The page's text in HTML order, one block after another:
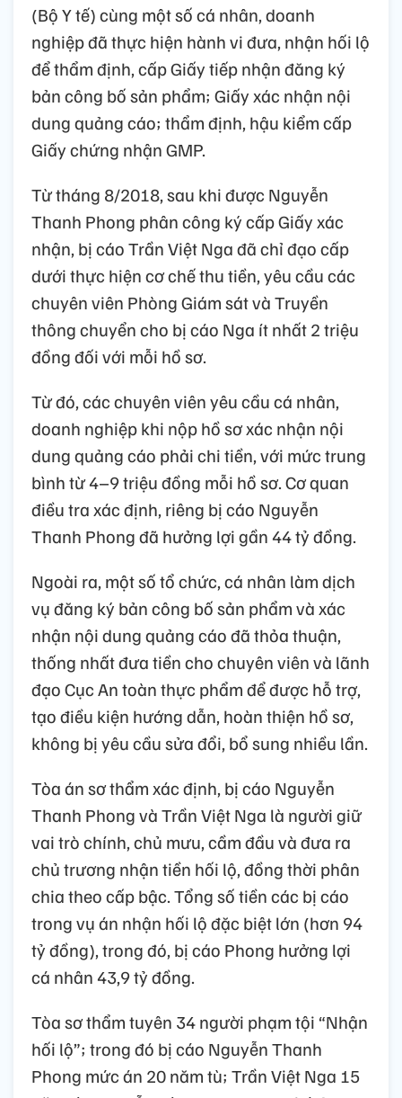
(Bộ Y tế) cùng một số cá nhân, doanh
nghiệp đã thực hiện hành vi đưa, nhận hối lộ
để thẩm định, cấp Giấy tiếp nhận đăng ký
bản công bố sản phẩm; Giấy xác nhận nội
dung quảng cáo; thẩm định, hậu kiểm cấp
Giấy chứng nhận GMP.
Từ tháng 8/2018, sau khi được Nguyễn
Thanh Phong phân công ký cấp Giấy xác
nhận, bị cáo Trần Việt Nga đã chỉ đạo cấp
dưới thực hiện cơ chế thu tiền, yêu cầu các
chuyên viên Phòng Giám sát và Truyền
thông chuyển cho bị cáo Nga ít nhất 2 triệu
đồng đối với mỗi hồ sơ.
Từ đó, các chuyên viên yêu cầu cá nhân,
doanh nghiệp khi nộp hồ sơ xác nhận nội
dung quảng cáo phải chi tiền, với mức trung
bình từ 4–9 triệu đồng mỗi hồ sơ. Cơ quan
điều tra xác định, riêng bị cáo Nguyễn
Thanh Phong đã hưởng lợi gần 44 tỷ đồng.
Ngoài ra, một số tổ chức, cá nhân làm dịch
vụ đăng ký bản công bố sản phẩm và xác
nhận nội dung quảng cáo đã thỏa thuận,
thống nhất đưa tiền cho chuyên viên và lãnh
đạo Cục An toàn thực phẩm để được hỗ trợ,
tạo điều kiện hướng dẫn, hoàn thiện hồ sơ,
không bị yêu cầu sửa đổi, bổ sung nhiều lần.
Tòa án sơ thẩm xác định, bị cáo Nguyễn
Thanh Phong và Trần Việt Nga là người giữ
vai trò chính, chủ mưu, cầm đầu và đưa ra
chủ trương nhận tiền hối lộ, đồng thời phân
chia theo cấp bậc. Tổng số tiền các bị cáo
trong vụ án nhận hối lộ đặc biệt lớn (hơn 94
tỷ đồng), trong đó, bị cáo Phong hưởng lợi
cá nhân 43,9 tỷ đồng.
Tòa sơ thẩm tuyên 34 người phạm tội “Nhận
hối lộ”; trong đó bị cáo Nguyễn Thanh
Phong mức án 20 năm tù; Trần Việt Nga 15